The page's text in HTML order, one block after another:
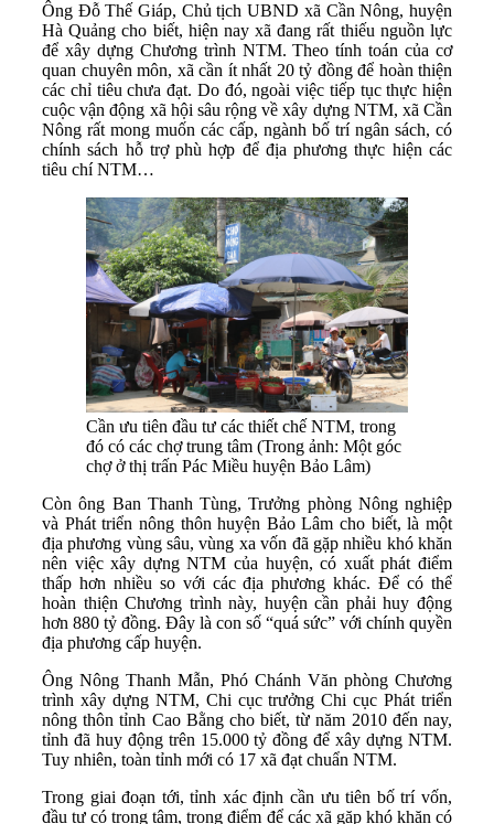
Ông Đỗ Thế Giáp, Chủ tịch UBND xã Cần Nông, huyện
Hà Quảng cho biết, hiện nay xã đang rất thiếu nguồn lực
để xây dựng Chương trình NTM. Theo tính toán của cơ
quan chuyên môn, xã cần ít nhất 20 tỷ đồng để hoàn thiện
các chỉ tiêu chưa đạt. Do đó, ngoài việc tiếp tục thực hiện
cuộc vận động xã hội sâu rộng về xây dựng NTM, xã Cần
Nông rất mong muốn các cấp, ngành bố trí ngân sách, có
chính sách hỗ trợ phù hợp để địa phương thực hiện các
tiêu chí NTM…
Cần ưu tiên đầu tư các thiết chế NTM, trong
đó có các chợ trung tâm (Trong ảnh: Một góc
chợ ở thị trấn Pác Miều huyện Bảo Lâm)
Còn ông Ban Thanh Tùng, Trưởng phòng Nông nghiệp
và Phát triển nông thôn huyện Bảo Lâm cho biết, là một
địa phương vùng sâu, vùng xa vốn đã gặp nhiều khó khăn
nên việc xây dựng NTM của huyện, có xuất phát điểm
thấp hơn nhiều so với các địa phương khác. Để có thể
hoàn thiện Chương trình này, huyện cần phải huy động
hơn 880 tỷ đồng. Đây là con số “quá sức” với chính quyền
địa phương cấp huyện.
Ông Nông Thanh Mẫn, Phó Chánh Văn phòng Chương
trình xây dựng NTM, Chi cục trưởng Chi cục Phát triển
nông thôn tỉnh Cao Bằng cho biết, từ năm 2010 đến nay,
tỉnh đã huy động trên 15.000 tỷ đồng để xây dựng NTM.
Tuy nhiên, toàn tỉnh mới có 17 xã đạt chuẩn NTM.
Trong giai đoạn tới, tỉnh xác định cần ưu tiên bố trí vốn,
đầu tư có trọng tâm, trọng điểm để các xã gặp khó khăn có